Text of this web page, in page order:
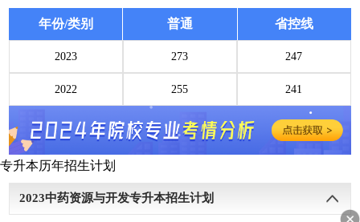
年份/类别 普通 省控线
2023 273 247
2022 255 241
专升本历年招生计划
2023中药资源与开发专升本招生计划